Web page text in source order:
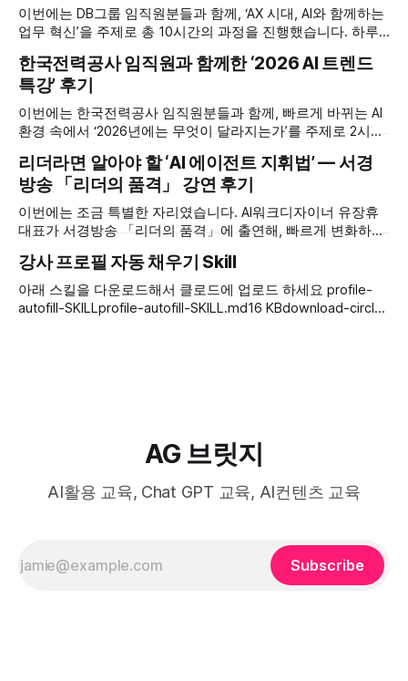
이번에는 DB그룹 임직원분들과 함께, ‘AX 시대, AI와 함께하는
업무 혁신’을 주제로 총 10시간의 과정을 진행했습니다. 하루
에서 시작해 실제 업무에 적용하고 직접 에이전트를 만들어 보
는 단계까지 이어지는 실습 중심 과정이었습니다. 빠르게 변화
하는 AX(AI Transformation) 흐름 속에서 ‘우리 업무를 어떻게
다시
한국전력공사 임직원과 함께한 ‘2026 AI 트렌드
특강’ 후기
이번에는 한국전력공사 임직원분들과 함께, 빠르게 바뀌는 AI
환경 속에서 ‘2026년에는 무엇이 달라지는가’를 주제로 2시간
큼, 막연한 기대나 불안보다 ‘우리 업무에는 어디까지, 어떻게
적용할 수 있는가’라는 실무적인 관심이 컸던 자리였습니다.
특강은 먼저 ‘지금 우리가 어디에 서 있는가’를 정리하는 데서
출발했습니다. 가장 똑똑한
리더라면 알아야 할 ‘AI 에이전트 지휘법’ — 서경
방송 「리더의 품격」 강연 후기
이번에는 조금 특별한 자리였습니다. AI워크디자이너 유장휴
대표가 서경방송 「리더의 품격」에 출연해, 빠르게 변화하는
가’라는 주제로 강연을 진행했습니다. 가장 똑똑한 AI가 이미
우리 손안의 컴퓨터와 스마트폰에 들어와 있는데도, 정작 우리
는 여전히 바쁘고 업무는 밀려 있죠. 이 익숙한 모순에서 강연
강사 프로필 자동 채우기 Skill
아래 스킬을 다운로드해서 클로드에 업로드 하세요 profile-
autofill-SKILLprofile-autofill-SKILL.md16 KBdownload-circle
AG 브릿지
AI활용 교육, Chat GPT 교육, AI컨텐츠 교육
Subscribe